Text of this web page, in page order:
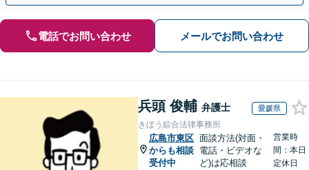
電話でお問い合わせ メールでお問い合わせ
兵頭 俊輔 弁護士 愛媛県
きぼう綜合法律事務所
広島市東区
からも相談
受付中
面談方法(対面・
電話・ビデオな
ど)は応相談
営業時
間：本日
定休日